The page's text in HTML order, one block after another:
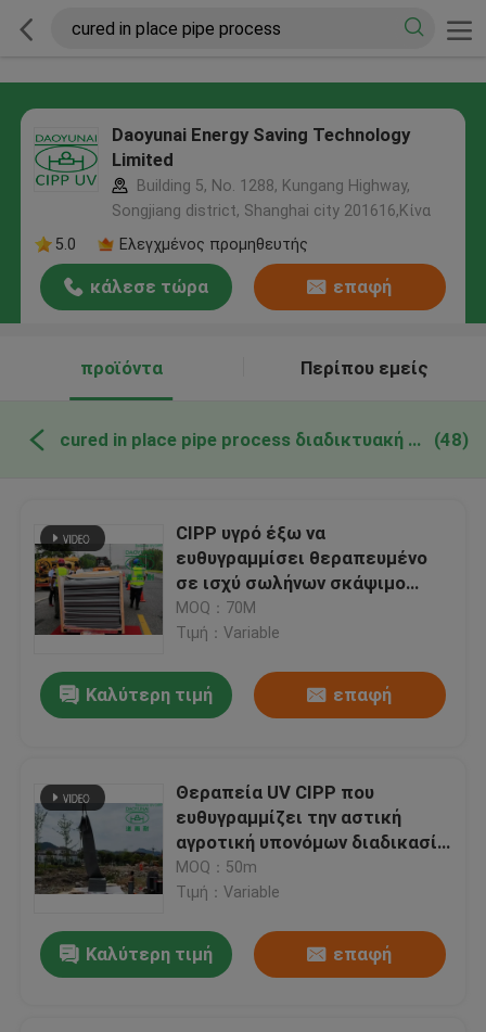
Daoyunai Energy Saving Technology
Limited
Building 5, No. 1288, Kungang Highway,
Songjiang district, Shanghai city 201616,Κίνα
5.0
Ελεγχμένος προμηθευτής
κάλεσε τώρα επαφή
προϊόντα Περίπου εμείς
cured in place pipe process διαδικτυακή κατασκευή (48)
CIPP υγρό έξω να
ευθυγραμμίσει θεραπευμένο
σε ισχύ σωλήνων σκάψιμο
επισκευής W/O σωλήνων
πόλεων διαδικασίας διεθνές
MOQ：70M
Τιμή：Variable
Καλύτερη τιμή επαφή
Θεραπεία UV CIPP που
ευθυγραμμίζει την αστική
αγροτική υπονόμων διαδικασία
επένδυσης σωλήνων σωλήνων
θεραπευμένη επισκευή σε ισχύ
MOQ：50m
Τιμή：Variable
Καλύτερη τιμή επαφή